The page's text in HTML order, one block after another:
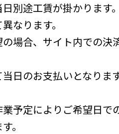
別途工賃が掛かります。
なります。
場合、サイト内での決
日のお支払いとなります
予定によりご希望日で
。